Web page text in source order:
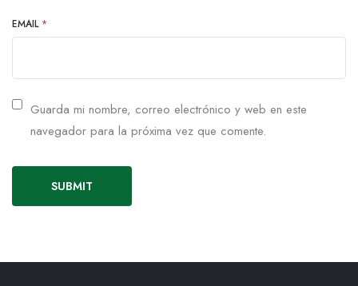
EMAIL *
Guarda mi nombre, correo electrónico y web en este
navegador para la próxima vez que comente.